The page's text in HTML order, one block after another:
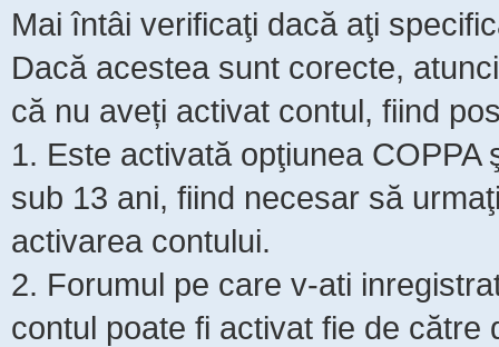
Mai întâi verificaţi dacă aţi
Dacă acestea sunt corecte,
că nu aveți activat contul, fiind
1. Este activată opţiunea
sub 13 ani, fiind necesar să
activarea contului.
2. Forumul pe care v-ati
contul poate fi activat fie de